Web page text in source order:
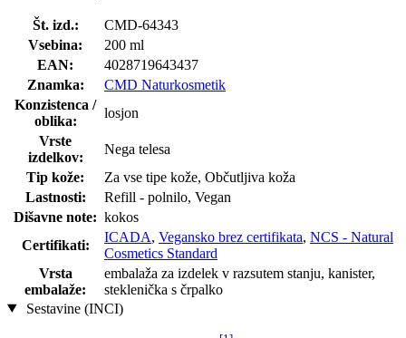
Št. izd.:
CMD-64343
Vsebina:
200 ml
EAN:
4028719643437
Znamka:
CMD Naturkosmetik
Konzistenca /
oblika:
losjon
Vrste
izdelkov:
Nega telesa
Tip kože:
Za vse tipe kože, Občutljiva koža
Lastnosti:
Refill - polnilo, Vegan
Dišavne note: kokos
Certifikati:
ICADA, Vegansko brez certifikata, NCS - Natural
Cosmetics Standard
Vrsta
embalaže:
embalaža za izdelek v razsutem stanju, kanister,
steklenička s črpalko
Sestavine (INCI)